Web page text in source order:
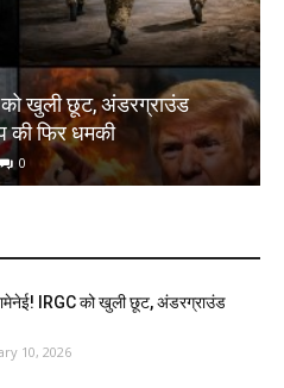
खुली छूट, अंडरग्राउंड
की फिर धमकी
0
IRGC को खुली छूट, अंडरग्राउंड
10, 2026